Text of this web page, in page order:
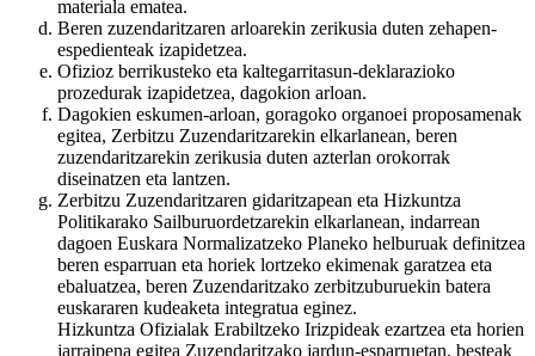
materiala ematea.
Beren zuzendaritzaren arloarekin zerikusia duten zehapen-
espedienteak izapidetzea.
Ofizioz berrikusteko eta kaltegarritasun-deklarazioko
prozedurak izapidetzea, dagokion arloan.
Dagokien eskumen-arloan, goragoko organoei proposamenak
egitea, Zerbitzu Zuzendaritzarekin elkarlanean, beren
zuzendaritzarekin zerikusia duten azterlan orokorrak
diseinatzen eta lantzen.
Zerbitzu Zuzendaritzaren gidaritzapean eta Hizkuntza
Politikarako Sailburuordetzarekin elkarlanean, indarrean
dagoen Euskara Normalizatzeko Planeko helburuak definitzea
beren esparruan eta horiek lortzeko ekimenak garatzea eta
ebaluatzea, beren Zuzendaritzako zerbitzuburuekin batera
euskararen kudeaketa integratua eginez.
Hizkuntza Ofizialak Erabiltzeko Irizpideak ezartzea eta horien
jarraipena egitea Zuzendaritzako jardun-esparruetan, besteak